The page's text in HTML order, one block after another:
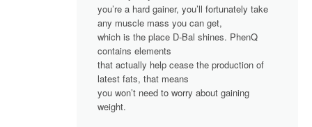
you’re a hard gainer, you’ll fortunately take
any muscle mass you can get,
which is the place D-Bal shines. PhenQ
contains elements
that actually help cease the production of
latest fats, that means
you won’t need to worry about gaining
weight.